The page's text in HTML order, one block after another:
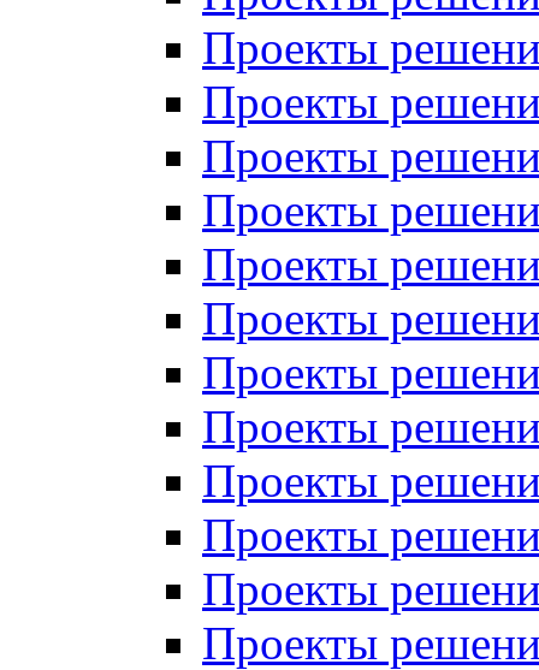
Проекты
Проекты
Проекты
Проекты
Проекты
Проекты
Проекты
Проекты
Проекты
Проекты
Проекты
Проекты